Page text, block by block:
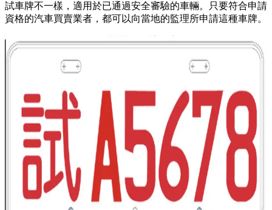
試車牌不一樣，適用於已通過安全審驗的車輛。只要符合申請
資格的汽車買賣業者，都可以向當地的監理所申請這種車牌。